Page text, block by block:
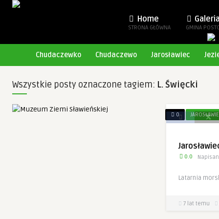
Home
STRONA GŁÓWNA
Galeria
GMINA
Chudaczewko Chudaczewo Jarosławiec
Wszystkie posty oznaczone tagiem: L. Święcki
0
0.0
Latarnia
7 lat temu